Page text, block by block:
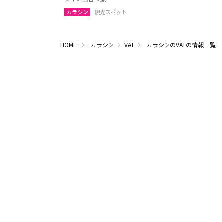
カラシン 観光スポット
HOME カラシン VAT カラシンのVATの情報一覧